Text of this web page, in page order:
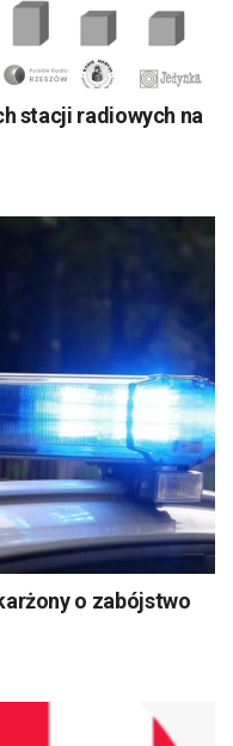
stacji radiowych na
o zabójstwo